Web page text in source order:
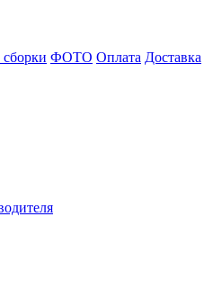
ФОТО Оплата Доставка